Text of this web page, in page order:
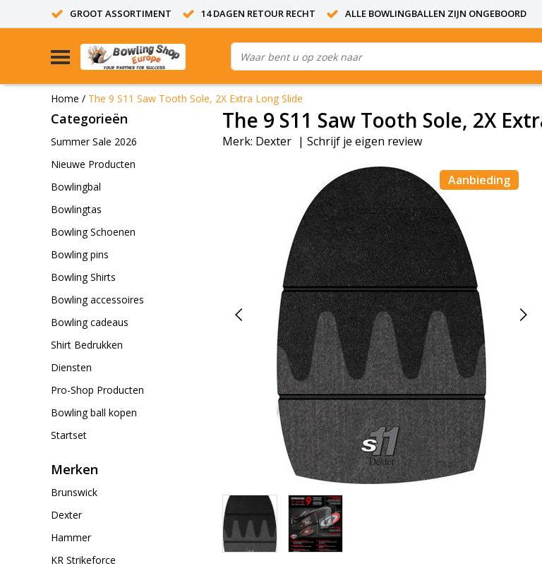
GROOT ASSORTIMENT 14 DAGEN RETOUR RECHT ALLE BOWLINGBALLEN ZIJN ONGEBOORD
Home / The 9 S11 Saw Tooth Sole, 2X Extra Long Slide
Categorieën
Summer Sale 2026
Nieuwe Producten
Bowlingbal
Bowlingtas
Bowling Schoenen
Bowling pins
Bowling Shirts
Bowling accessoires
Bowling cadeaus
Shirt Bedrukken
Diensten
Pro-Shop Producten
Bowling ball kopen
Startset
Merken
Brunswick
Dexter
Hammer
KR Strikeforce
The 9 S11 Saw Tooth Sole, 2X
Merk: Dexter | Schrijf je eigen review
Aanbieding